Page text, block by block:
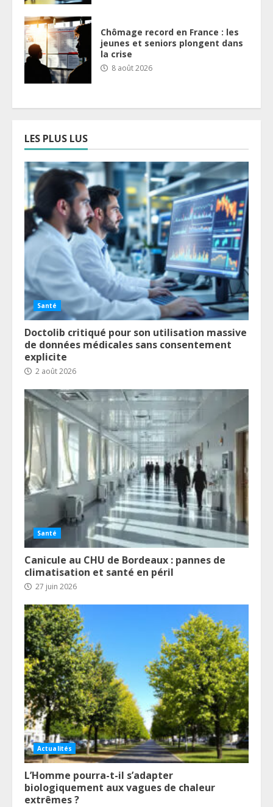
Chômage record en France : les
jeunes et seniors plongent dans
la crise
8 août 2026
LES PLUS LUS
Santé
Doctolib critiqué pour son utilisation massive
de données médicales sans consentement
explicite
2 août 2026
Santé
Canicule au CHU de Bordeaux : pannes de
climatisation et santé en péril
27 juin 2026
Actualités
L’Homme pourra-t-il s’adapter
biologiquement aux vagues de chaleur
extrêmes ?